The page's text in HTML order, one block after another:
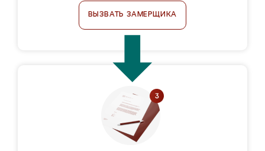
ВЫЗВАТЬ ЗАМЕРЩИКА